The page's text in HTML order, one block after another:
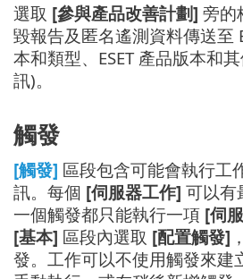
選取 [參與產品改善計劃] 旁的
毀報告及匿名遙測資料傳送至
本和類型、ESET 產品版本和
訊)。
觸發
[觸發] 區段包含可能會執行工
訊。每個 [伺服器工作] 可以有
一個觸發都只能執行一項 [伺
[基本] 區段內選取 [配置觸發]
發。工作可以不使用觸發來建